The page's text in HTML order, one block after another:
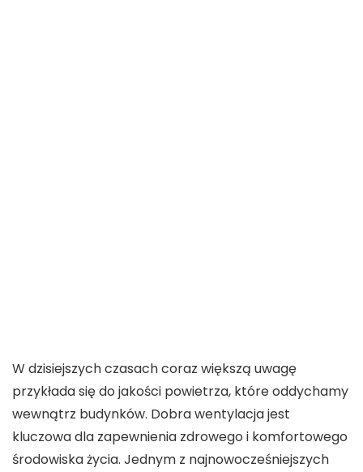
W dzisiejszych czasach coraz większą uwagę
przykłada się do jakości powietrza, które oddychamy
wewnątrz budynków. Dobra wentylacja jest
kluczowa dla zapewnienia zdrowego i komfortowego
środowiska życia. Jednym z najnowocześniejszych